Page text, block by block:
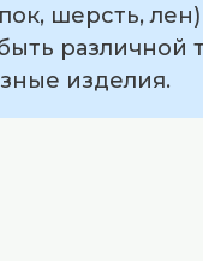
шерсть,
различной
изделия.